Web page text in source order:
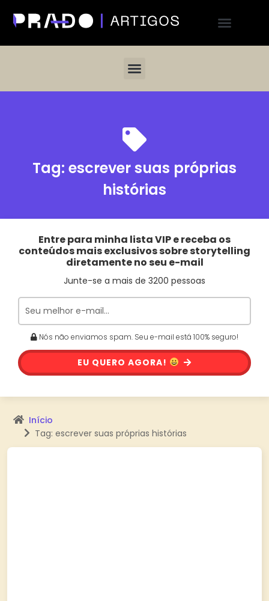
Tag: escrever suas próprias
histórias
Entre para minha lista VIP e receba os
conteúdos mais exclusivos sobre storytelling
diretamente no seu e-mail
Junte-se a mais de 3200 pessoas
Nós não enviamos spam. Seu e-mail está 100% seguro!
EU QUERO AGORA!
Início
Tag: escrever suas próprias histórias